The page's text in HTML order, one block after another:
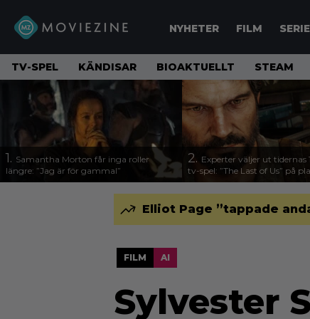
NYHETER FILM
TV-SPEL KÄNDISAR BIOAKTUELLT STEAM
1. Samantha Morton får inga roller
längre: ”Jag är för gammal”
2. Experter väljer ut tidernas
tv-spel: ”The Last of Us” på
Elliot Page ”tappade
FILM AI
Sylvester